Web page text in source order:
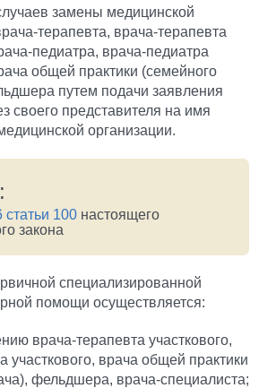
замены медицинской
терапевта, врача-терапевта
педиатра, врача-педиатра
общей практики (семейного
путем подачи заявления
своего представителя на имя
организации.
статьи 100 настоящего
закона
специализированной
помощи осуществляется:
врача-терапевта участкового,
участкового, врача общей практики
фельдшера, врача-специалиста;